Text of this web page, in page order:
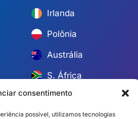
consentimento
possível, utilizamos tecnologias
Polônia
Austrália
S. África
Portugal